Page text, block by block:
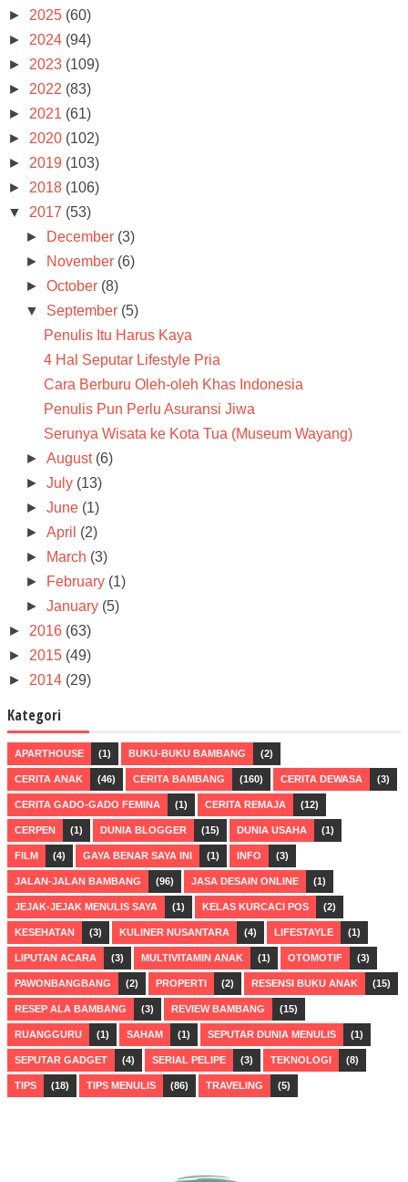
► 2025 (60)
► 2024 (94)
► 2023 (109)
► 2022 (83)
► 2021 (61)
► 2020 (102)
► 2019 (103)
► 2018 (106)
▼ 2017 (53)
►
December (3)
►
November (6)
►October (8)
▼ September (5)
Penulis Itu Harus Kaya
4 Hal Seputar Lifestyle Pria
Cara Berburu Oleh-oleh Khas Indonesia
Penulis Pun Perlu Asuransi Jiwa
Serunya Wisata ke Kota Tua (Museum Wayang)
►August (6)
►July (13)
►June (1)
►April (2)
►
March (3)
►
February (1)
►January (5)
► 2016 (63)
► 2015 (49)
► 2014 (29)
Kategori
APARTHOUSE (1) BUKU-BUKU BAMBANG (2)
CERITA ANAK (46) CERITA BAMBANG (160) CERITA DEWASA (3)
CERITA GADO-GADO FEMINA (1) CERITA REMAJA (12)
CERPEN (1) DUNIA BLOGGER (15) DUNIA USAHA (1)
FILM (4) GAYA BENAR SAYA INI (1) INFO (3)
JALAN-JALAN BAMBANG (96) JASA DESAIN ONLINE (1)
JEJAK-JEJAK MENULIS SAYA (1) KELAS KURCACI POS (2)
KESEHATAN (3) KULINER NUSANTARA (4) LIFESTAYLE (1)
LIPUTAN ACARA (3) MULTIVITAMIN ANAK (1) OTOMOTIF (3)
PAWONBANGBANG (2) PROPERTI (2) RESENSI BUKU ANAK (15)
RESEP ALA BAMBANG (3) REVIEW BAMBANG (15)
RUANGGURU (1) SAHAM (1) SEPUTAR DUNIA MENULIS (1)
SEPUTAR GADGET (4) SERIAL PELIPE (3) TEKNOLOGI (8)
TIPS (18) TIPS MENULIS (86) TRAVELING (5)